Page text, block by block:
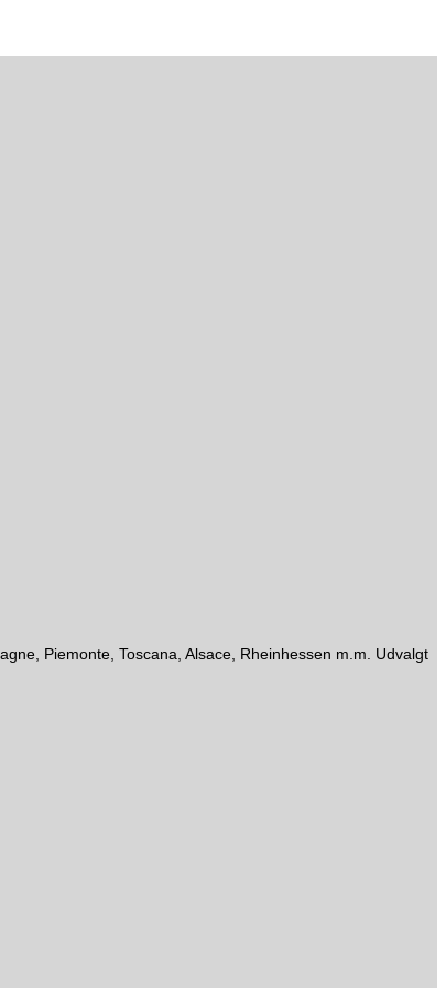
Piemonte, Toscana, Alsace, Rheinhessen m.m. Udvalgt